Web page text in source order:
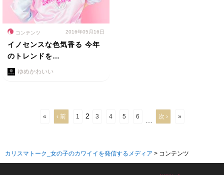
コンテンツ 2016年05月16日
イノセンスな色気香る 今年
のトレンドを…
ゆめかわいい
« ‹ 前 1 2 3 4 5 6 次 › »
カリスマトーク_女の子のカワイイを発信するメディア > コンテンツ